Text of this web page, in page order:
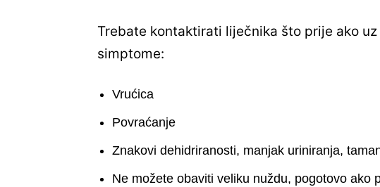
Trebate kontaktirati liječnika što prije ako
simptome:
Vrućica
Povraćanje
Znakovi dehidriranosti, manjak uriniranja,
Ne možete obaviti veliku nuždu, pogotovo ako